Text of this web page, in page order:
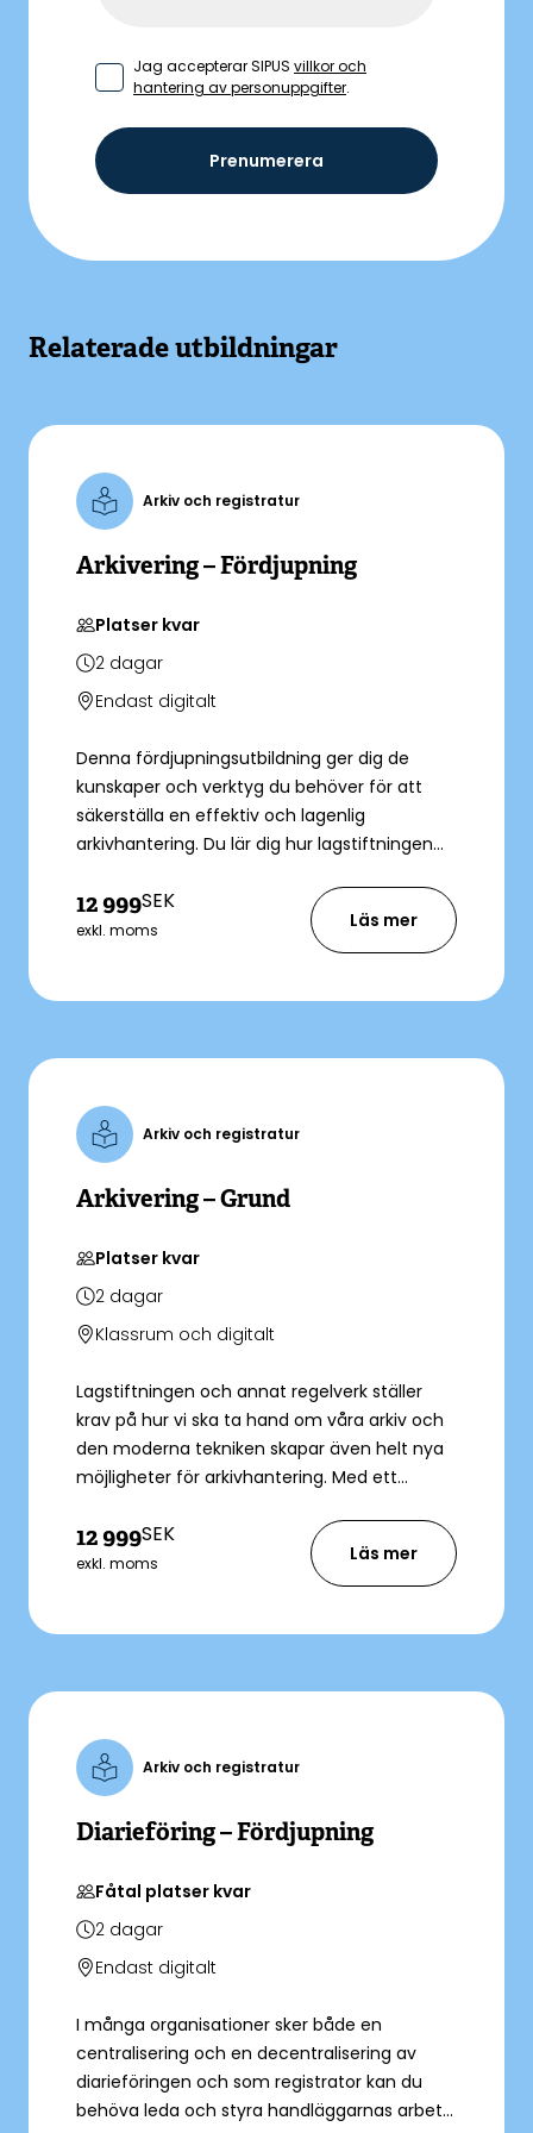
Jag accepterar SIPUS villkor och
hantering av personuppgifter.
Prenumerera
Relaterade utbildningar
Arkiv och registratur
Arkivering – Fördjupning
Platser kvar
2 dagar
Endast digitalt
Denna fördjupningsutbildning ger dig de
kunskaper och verktyg du behöver för att
säkerställa en effektiv och lagenlig
arkivhantering. Du lär dig hur lagstiftningen
insikter i gallring, arkivredovisning och e-
arkivering. Utbildningen är utformad för dig
som redan har grundläggande kunskaper
12 999SEK
exkl. moms Läs mer
Arkiv och registratur
Arkivering – Grund
Platser kvar
2 dagar
Klassrum och digitalt
Lagstiftningen och annat regelverk ställer
krav på hur vi ska ta hand om våra arkiv och
den moderna tekniken skapar även helt nya
möjligheter för arkivhantering. Med ett
enklare att söka information. Hur möter ni
dessa krav och möjligheter på bästa sätt?
Dessa frågor ger vi svar på under
12 999SEK
exkl. moms Läs mer
Arkiv och registratur
Diarieföring – Fördjupning
Fåtal platser kvar
2 dagar
Endast digitalt
I många organisationer sker både en
centralisering och en decentralisering av
diarieföringen och som registrator kan du
behöva leda och styra handläggarnas arbete